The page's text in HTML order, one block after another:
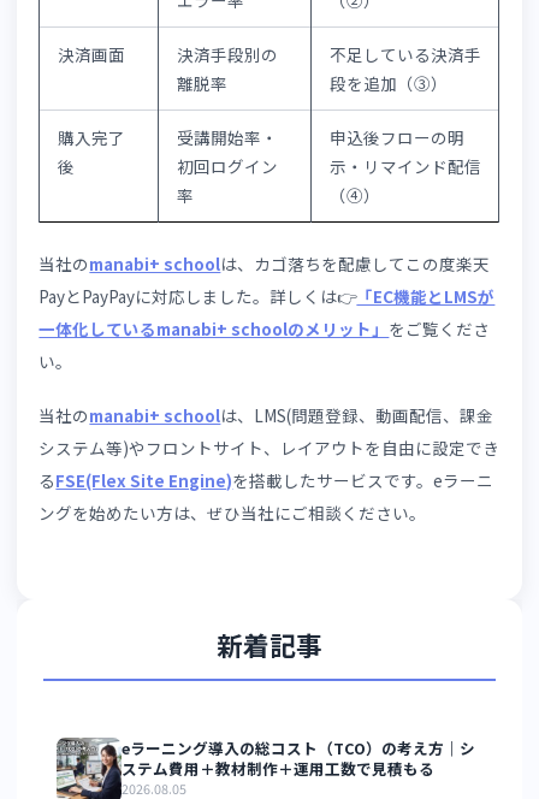
申込前の不安を解消する
申込〜決済の導線を短くする
決済方法のミスマッチをなくす
申込後の流れをユーザーに見せる
SaaS型eラーニング市場が拡大する今、「売れる講座」と
「売れない講座」の差は、コンテンツの質だけでなく、申
体験の設計にも現れ始めています。
ドバックをもとに継続的に改善していくことが求められま
す。離脱が発生しているポイントを数値で把握し、仮説を
てて改善策を実行し、その効果を検証するというPDCAサ
したユーザーへのリマインドメール配信も有効な施策です
するのが近道です。GA4などのアクセス解析で、次のポイ
トを継続的にウォッチしましょう。